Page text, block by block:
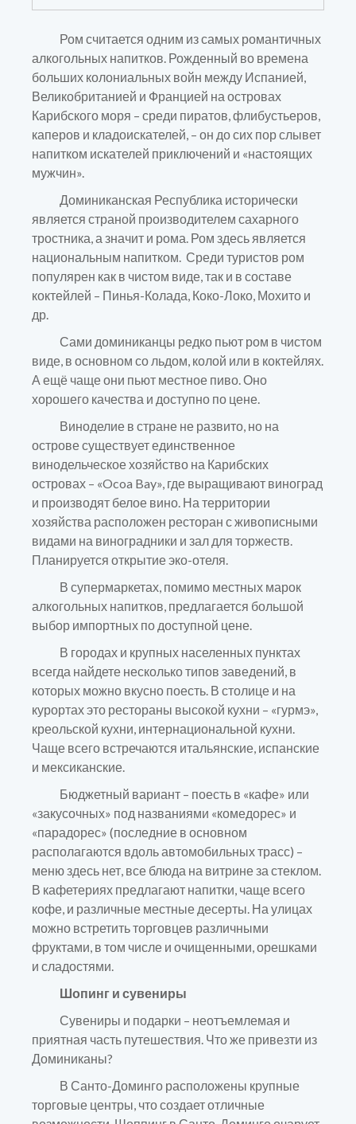
Ром считается одним из самых романтичных
алкогольных напитков. Рожденный во времена
больших колониальных войн между Испанией,
Великобританией и Францией на островах
Карибского моря – среди пиратов, флибустьеров,
каперов и кладоискателей, – он до сих пор слывет
напитком искателей приключений и «настоящих
мужчин».
Доминиканская Республика исторически
является страной производителем сахарного
тростника, а значит и рома. Ром здесь является
национальным напитком. Среди туристов ром
популярен как в чистом виде, так и в составе
коктейлей – Пинья-Колада, Коко-Локо, Мохито и
др.
Сами доминиканцы редко пьют ром в чистом
виде, в основном со льдом, колой или в коктейлях.
А ещё чаще они пьют местное пиво. Оно
хорошего качества и доступно по цене.
Виноделие в стране не развито, но на
острове существует единственное
винодельческое хозяйство на Карибских
островах – «Ocoa Bay», где выращивают виноград
и производят белое вино. На территории
хозяйства расположен ресторан с живописными
видами на виноградники и зал для торжеств.
Планируется открытие эко-отеля.
В супермаркетах, помимо местных марок
алкогольных напитков, предлагается большой
выбор импортных по доступной цене.
В городах и крупных населенных пунктах
всегда найдете несколько типов заведений, в
которых можно вкусно поесть. В столице и на
курортах это рестораны высокой кухни – «гурмэ»,
креольской кухни, интернациональной кухни.
Чаще всего встречаются итальянские, испанские
и мексиканские.
Бюджетный вариант – поесть в «кафе» или
«закусочных» под названиями «комедорес» и
«парадорес» (последние в основном
располагаются вдоль автомобильных трасс) –
меню здесь нет, все блюда на витрине за стеклом.
В кафетериях предлагают напитки, чаще всего
кофе, и различные местные десерты. На улицах
можно встретить торговцев различными
фруктами, в том числе и очищенными, орешками
и сладостями.
Шопинг и сувениры
Сувениры и подарки – неотъемлемая и
приятная часть путешествия. Что же привезти из
Доминиканы?
В Санто-Доминго расположены крупные
торговые центры, что создает отличные